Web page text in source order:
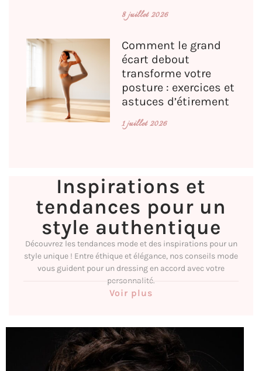
8 juillet 2026
Comment le grand
écart debout
transforme votre
posture : exercices et
astuces d’étirement
1 juillet 2026
Découvrez les tendances mode et des inspirations pour un
style unique ! Entre éthique et élégance, nos conseils mode
vous guident pour un dressing en accord avec votre
personnalité.
Inspirations et
tendances pour un
style authentique
Voir plus